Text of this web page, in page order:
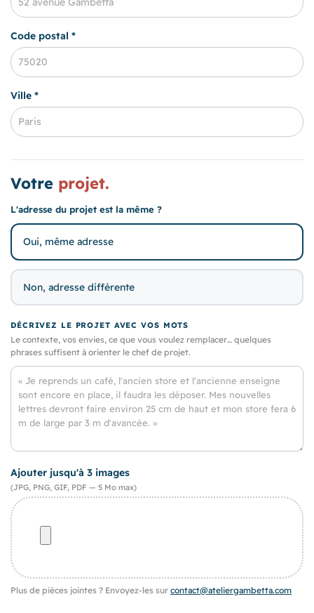
Code postal *
Ville *
Votre projet.
L'adresse du projet est la même ?
Oui, même adresse
Non, adresse différente
DÉCRIVEZ LE PROJET AVEC VOS MOTS
Le contexte, vos envies, ce que vous voulez remplacer… quelques
phrases suffisent à orienter le chef de projet.
Ajouter jusqu'à 3 images
(JPG, PNG, GIF, PDF — 5 Mo max)
Plus de pièces jointes ? Envoyez-les sur contact@ateliergambetta.com